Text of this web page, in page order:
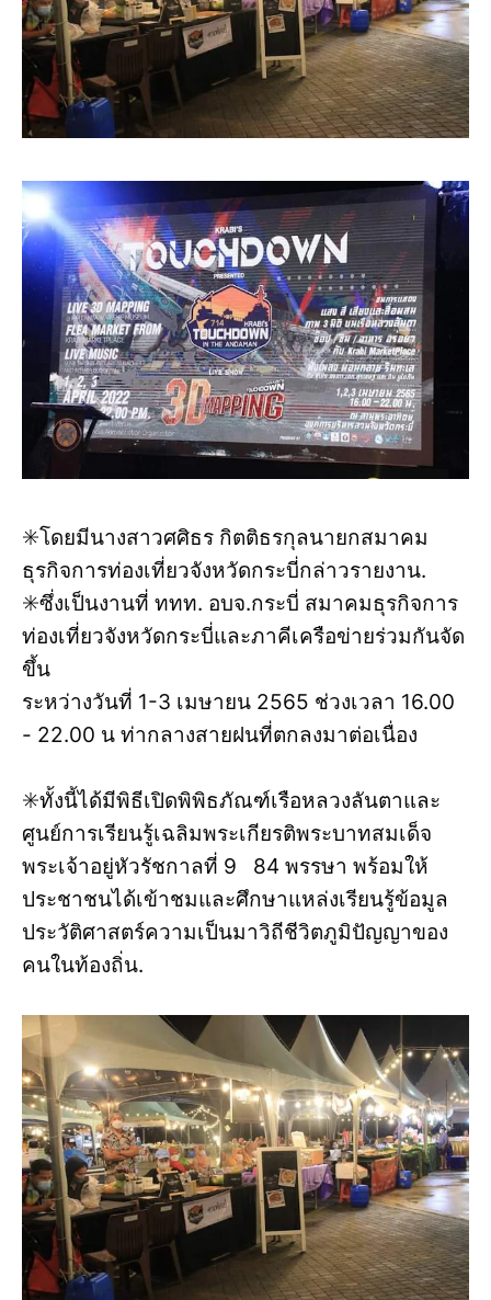
✳️โดยมีนางสาวศศิธร กิตติธรกุลนายกสมาคม
ธุรกิจการท่องเที่ยวจังหวัดกระบี่กล่าวรายงาน.
✳️ซึ่งเป็นงานที่ ททท. อบจ.กระบี่ สมาคมธุรกิจการ
ท่องเที่ยวจังหวัดกระบี่และภาคีเครือข่ายร่วมกันจัด
ขึ้น
ระหว่างวันที่ 1-3 เมษายน 2565 ช่วงเวลา 16.00
- 22.00 น ท่ากลางสายฝนที่ตกลงมาต่อเนื่อง
✳️ทั้งนี้ได้มีพิธีเปิดพิพิธภัณฑ์เรือหลวงลันตาและ
ศูนย์การเรียนรู้เฉลิมพระเกียรติพระบาทสมเด็จ
พระเจ้าอยู่หัวรัชกาลที่ 9 84 พรรษา พร้อมให้
ประชาชนได้เข้าชมและศึกษาแหล่งเรียนรู้ข้อมูล
ประวัติศาสตร์ความเป็นมาวิถีชีวิตภูมิปัญญาของ
คนในท้องถิ่น.